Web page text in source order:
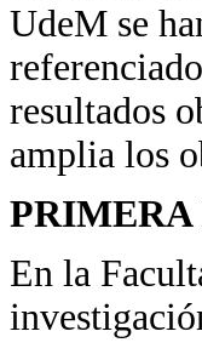
UdeM se
resultados
amplia los
En la